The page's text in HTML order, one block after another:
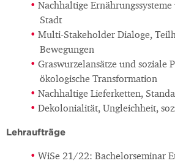
Nachhaltige
Stadt
Multi-Stakeholder Dialoge,
Bewegungen
Graswurzelansätze und soziale
ökologische Transformation
Nachhaltige Lieferketten,
Dekolonialität, Ungleichheit,
Lehraufträge
WiSe 21/22: Bachelorseminar